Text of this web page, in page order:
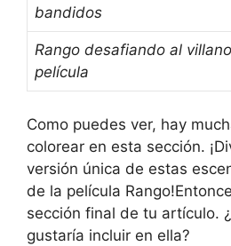
bandidos
Rango desafiando al
película
Como puedes ver, hay
colorear en esta sección.
versión única de estas
de la película
sección final de tu artículo.
gustaría incluir en ella?